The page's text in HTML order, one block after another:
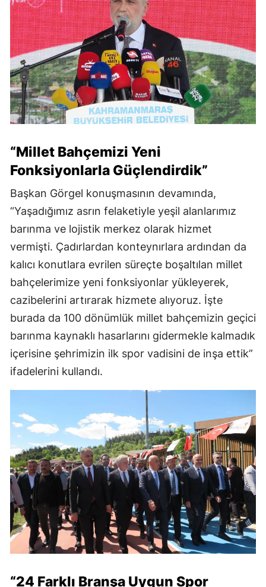
“Millet Bahçemizi Yeni
Fonksiyonlarla Güçlendirdik”
Başkan Görgel konuşmasının devamında,
“Yaşadığımız asrın felaketiyle yeşil alanlarımız
barınma ve lojistik merkez olarak hizmet
vermişti. Çadırlardan konteynırlara ardından da
kalıcı konutlara evrilen süreçte boşaltılan millet
bahçelerimize yeni fonksiyonlar yükleyerek,
cazibelerini artırarak hizmete alıyoruz. İşte
burada da 100 dönümlük millet bahçemizin geçici
barınma kaynaklı hasarlarını gidermekle kalmadık
içerisine şehrimizin ilk spor vadisini de inşa ettik”
ifadelerini kullandı.
“24 Farklı Branşa Uygun Spor